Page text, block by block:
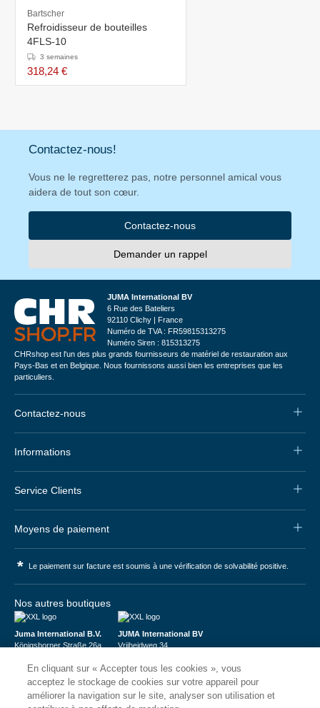
Bartscher
Refroidisseur de bouteilles
4FLS-10
3 semaines
318,24 €
Contactez-nous!
Vous ne le regretterez pas, notre personnel amical vous
aidera de tout son cœur.
Contactez-nous
Demander un rappel
JUMA International BV
6 Rue des Bateliers
92110 Clichy | France
Numéro de TVA : FR59815313275
Numéro Siren : 815313275
CHRshop est l'un des plus grands fournisseurs de matériel de restauration aux
Pays-Bas et en Belgique. Nous fournissons aussi bien les entreprises que les
particuliers.
Contactez-nous
Informations
Service Clients
Moyens de paiement
* Le paiement sur facture est soumis à une vérification de solvabilité positive.
Nos autres boutiques
Juma International B.V.
Königsborner Straße 26a
USt-ID: DE321159873
Handelsregister: 58573909
JUMA International BV
Vrijheidweg 34
BTW: NL853095048B01
K.V.K.: 58573909
En cliquant sur « Accepter tous les cookies », vous
acceptez le stockage de cookies sur votre appareil pour
améliorer la navigation sur le site, analyser son utilisation et